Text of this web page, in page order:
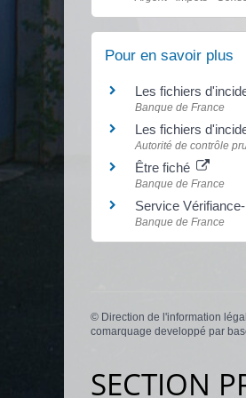
Pour en savoir plus
Les fichiers
Banque de France
Les fichiers
Autorité de contrôle
Être fiché
Banque de France
Service
Banque de France
© Direction de l'information
comarquage developpé par
SECTION